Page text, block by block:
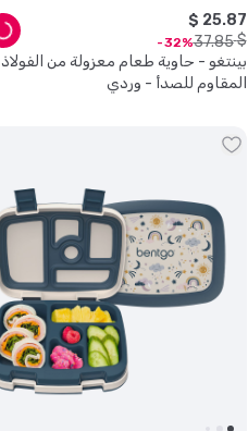
بينتغو - حاوية طعام معزولة من الفولاذ
المقاوم للصدأ - وردي
$ 25.87
$
37.85
32